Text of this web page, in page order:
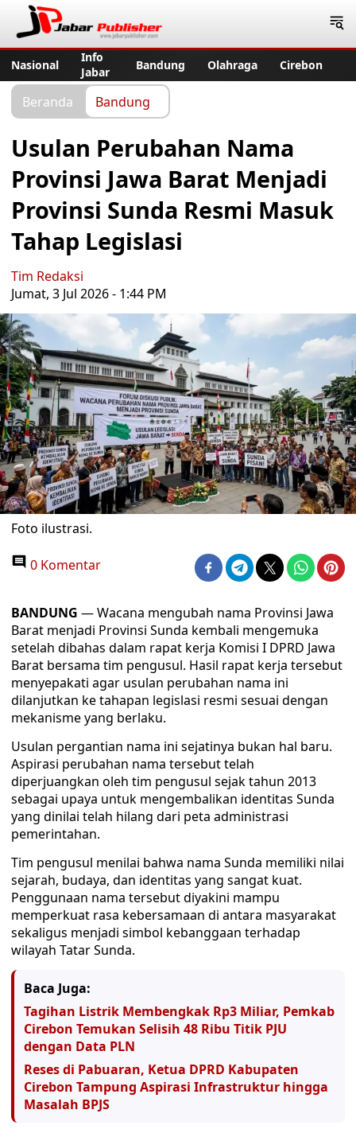
Nasional
Info
Jabar
Bandung Olahraga Cirebon
Beranda Bandung
Usulan Perubahan Nama
Provinsi Jawa Barat Menjadi
Provinsi Sunda Resmi Masuk
Tahap Legislasi
Tim Redaksi
Jumat, 3 Jul 2026 - 1:44 PM
Foto ilustrasi.
0 Komentar
BANDUNG — Wacana mengubah nama Provinsi Jawa
Barat menjadi Provinsi Sunda kembali mengemuka
setelah dibahas dalam rapat kerja Komisi I DPRD Jawa
Barat bersama tim pengusul. Hasil rapat kerja tersebut
menyepakati agar usulan perubahan nama ini
dilanjutkan ke tahapan legislasi resmi sesuai dengan
mekanisme yang berlaku.
Usulan pergantian nama ini sejatinya bukan hal baru.
Aspirasi perubahan nama tersebut telah
diperjuangkan oleh tim pengusul sejak tahun 2013
sebagai upaya untuk mengembalikan identitas Sunda
yang dinilai telah hilang dari peta administrasi
pemerintahan.
Tim pengusul menilai bahwa nama Sunda memiliki nilai
sejarah, budaya, dan identitas yang sangat kuat.
Penggunaan nama tersebut diyakini mampu
memperkuat rasa kebersamaan di antara masyarakat
sekaligus menjadi simbol kebanggaan terhadap
wilayah Tatar Sunda.
Baca Juga:
Tagihan Listrik Membengkak Rp3 Miliar, Pemkab
Cirebon Temukan Selisih 48 Ribu Titik PJU
dengan Data PLN
Reses di Pabuaran, Ketua DPRD Kabupaten
Cirebon Tampung Aspirasi Infrastruktur hingga
Masalah BPJS